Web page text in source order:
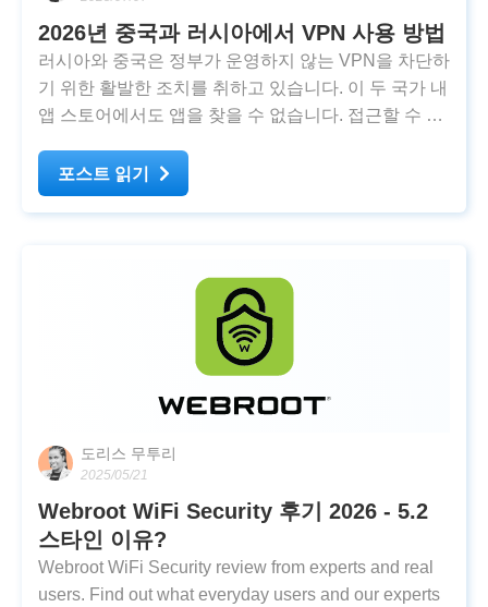
2026년 중국과 러시아에서 VPN 사용 방법
러시아와 중국은 정부가 운영하지 않는 VPN을 차단하
기 위한 활발한 조치를 취하고 있습니다. 이 두 국가 내
앱 스토어에서도 앱을 찾을 수 없습니다. 접근할 수 있
친화적이지 않습니다. 강력한 위장 기술을 사용하는
소수의 VPN만이 중국과 러시아의 VPN
포스트 읽기
도리스 무투리
2025/05/21
Webroot WiFi Security 후기 2026 - 5.2
스타인 이유?
Webroot WiFi Security review from experts and real
users. Find out what everyday users and our experts